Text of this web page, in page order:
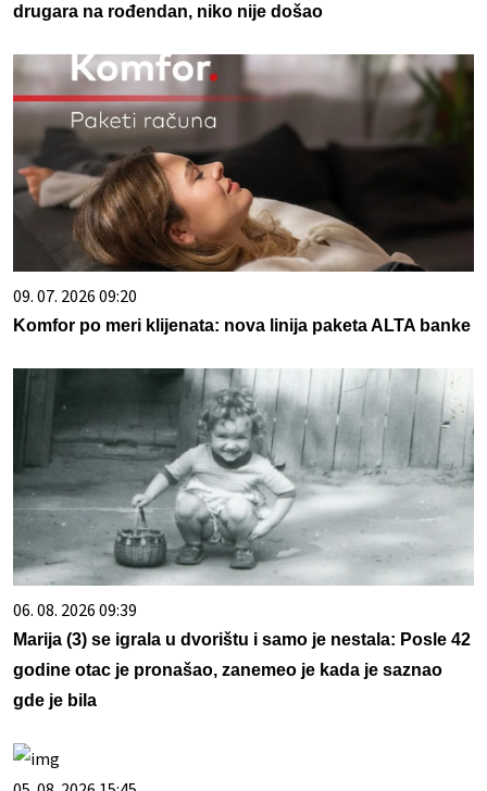
drugara na rođendan, niko nije došao
09. 07. 2026 09:20
Komfor po meri klijenata: nova linija paketa ALTA banke
06. 08. 2026 09:39
Marija (3) se igrala u dvorištu i samo je nestala: Posle 42
godine otac je pronašao, zanemeo je kada je saznao
gde je bila